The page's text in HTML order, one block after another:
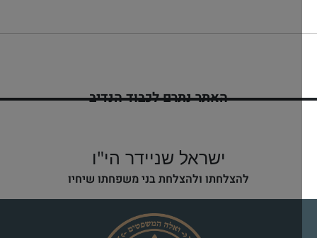
האתר נתרם לכבוד הנדיב
ישראל שניידר הי"ו
להצלחתו ולהצלחת בני משפחתו שיחיו